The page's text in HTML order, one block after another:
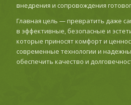
внедрения и сопровождения
Главная цель — превратить даже
в эффективные, безопасные и
которые приносят комфорт и
современные технологии и
обеспечить качество и